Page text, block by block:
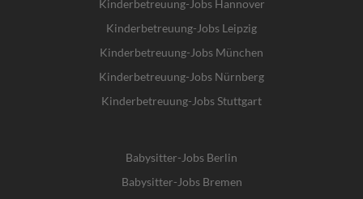
Kinderbetreuung-Jobs Hannover
Kinderbetreuung-Jobs Leipzig
Kinderbetreuung-Jobs München
Kinderbetreuung-Jobs Nürnberg
Kinderbetreuung-Jobs Stuttgart
Babysitter-Jobs Berlin
Babysitter-Jobs Bremen